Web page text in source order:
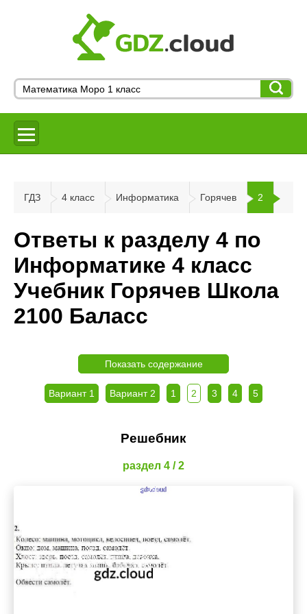
ГДЗ 4 класс Информатика Горячев 2
Ответы к разделу 4 по
Информатике 4 класс
Учебник Горячев Школа
2100 Баласс
Показать содержание
Вариант 1 Вариант 2 1 2 3 4 5
Решебник
раздел 4 / 2